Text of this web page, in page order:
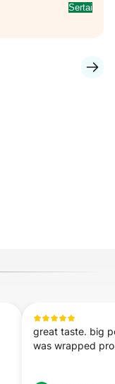
Sertai
great taste. big
was wrapped